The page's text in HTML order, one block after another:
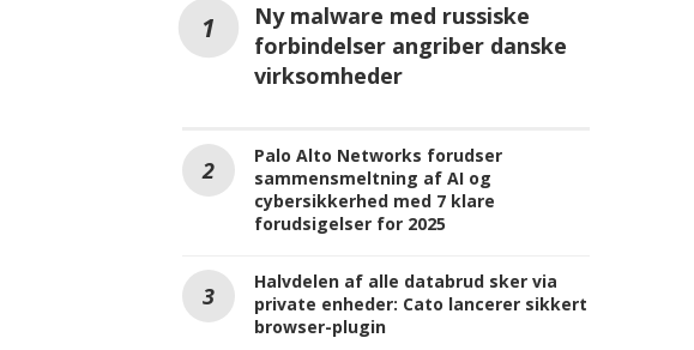
Ny malware med russiske
forbindelser angriber danske
virksomheder
Palo Alto Networks forudser
sammensmeltning af AI og
cybersikkerhed med 7 klare
forudsigelser for 2025
Halvdelen af alle databrud sker via
private enheder: Cato lancerer sikkert
browser-plugin